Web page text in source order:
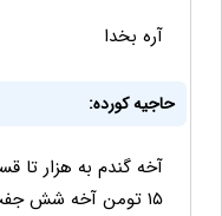
آره بخدا
حاجیه کورده:
آخه گندم به هزار تا